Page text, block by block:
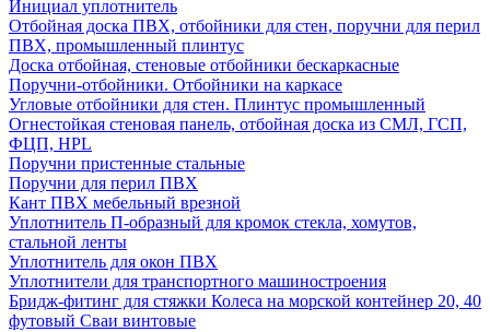
Инициал уплотнитель
Отбойная доска ПВХ, отбойники для стен, поручни для перил
ПВХ, промышленный плинтус
Доска отбойная, стеновые отбойники бескаркасные
Поручни-отбойники. Отбойники на каркасе
Угловые отбойники для стен. Плинтус промышленный
Огнестойкая стеновая панель, отбойная доска из СМЛ, ГСП,
ФЦП, HPL
Поручни пристенные стальные
Поручни для перил ПВХ
Кант ПВХ мебельный врезной
Уплотнитель П-образный для кромок стекла, хомутов,
стальной ленты
Уплотнитель для окон ПВХ
Уплотнители для транспортного машиностроения
Бридж-фитинг для стяжки Колеса на морской контейнер 20, 40
футовый Сваи винтовые